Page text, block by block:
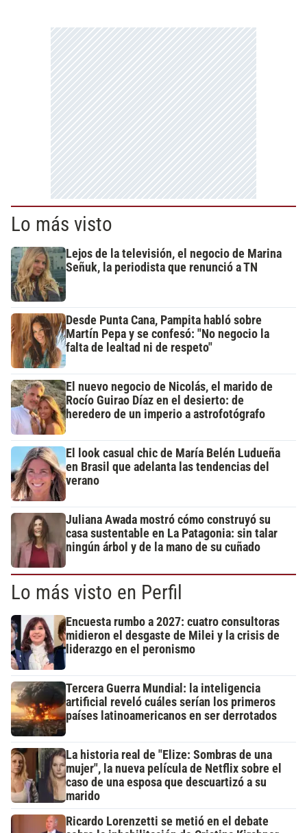
Lo más visto
Lejos de la televisión, el negocio de Marina
Señuk, la periodista que renunció a TN
Desde Punta Cana, Pampita habló sobre
Martín Pepa y se confesó: "No negocio la
falta de lealtad ni de respeto"
El nuevo negocio de Nicolás, el marido de
Rocío Guirao Díaz en el desierto: de
heredero de un imperio a astrofotógrafo
El look casual chic de María Belén Ludueña
en Brasil que adelanta las tendencias del
verano
Juliana Awada mostró cómo construyó su
casa sustentable en La Patagonia: sin talar
ningún árbol y de la mano de su cuñado
Lo más visto en Perfil
Encuesta rumbo a 2027: cuatro consultoras
midieron el desgaste de Milei y la crisis de
liderazgo en el peronismo
Tercera Guerra Mundial: la inteligencia
artificial reveló cuáles serían los primeros
países latinoamericanos en ser derrotados
La historia real de "Elize: Sombras de una
mujer", la nueva película de Netflix sobre el
caso de una esposa que descuartizó a su
marido
Ricardo Lorenzetti se metió en el debate